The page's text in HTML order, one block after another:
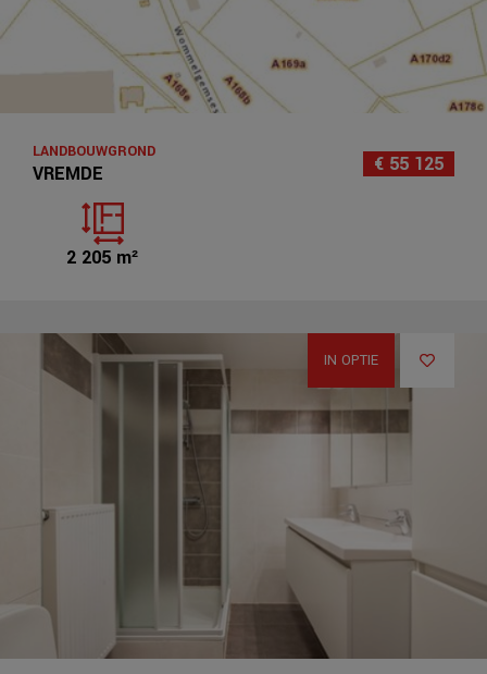
€ 55 125
VREMDE
LANDBOUWGROND
2 205 m²
IN OPTIE